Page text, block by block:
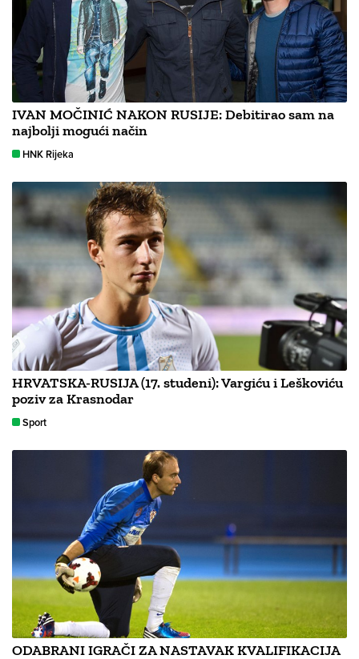
IVAN MOČINIĆ NAKON RUSIJE: Debitirao sam na
najbolji mogući način
HNK Rijeka
HRVATSKA-RUSIJA (17. studeni): Vargiću i Leškoviću
poziv za Krasnodar
Sport
ODABRANI IGRAČI ZA NASTAVAK KVALIFIKACIJA